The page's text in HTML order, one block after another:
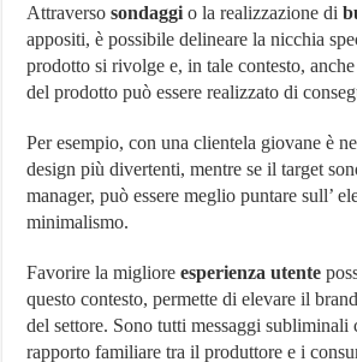
Attraverso sondaggi o la realizzazione di
appositi, è possibile delineare la nicchia
prodotto si rivolge e, in tale contesto,
del prodotto può essere realizzato di
Per esempio, con una clientela giovane è
design più divertenti, mentre se il target
manager, può essere meglio puntare sull’
minimalismo.
Favorire la miglioreesperienza utente
questo contesto, permette di elevare il
del settore. Sono tutti messaggi subliminali
rapporto familiare tra il produttore e i